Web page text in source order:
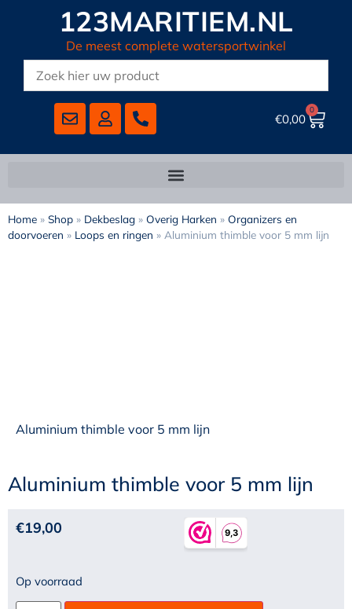
123MARITIEM.NL
De meest complete watersportwinkel
€0,00
0
Home » Shop » Dekbeslag » Overig Harken » Organizers en
doorvoeren » Loops en ringen » Aluminium thimble voor 5 mm lijn
Aluminium thimble voor 5 mm lijn
Aluminium thimble voor 5 mm lijn
€19,00
Op voorraad